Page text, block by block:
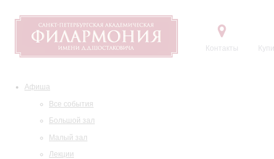
Контакты
Афиша
Все события
Большой зал
Малый зал
Лекции